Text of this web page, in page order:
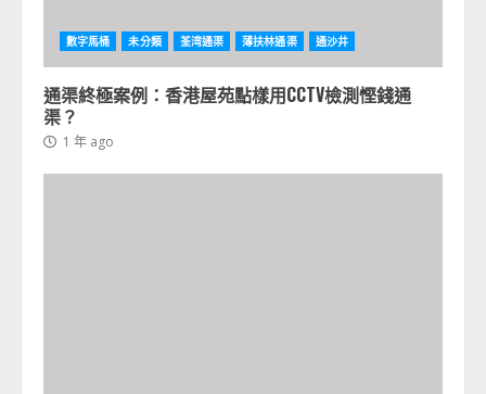
數字馬桶 未分類 荃湾通渠 薄扶林通渠 通沙井
通渠終極案例：香港屋苑點樣用CCTV檢測慳錢通
渠？
1 年 ago